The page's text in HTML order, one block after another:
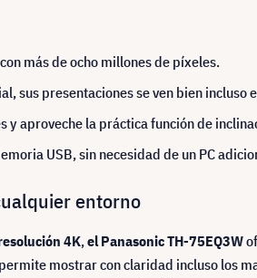
más de ocho millones de píxeles.
sus presentaciones se ven bien incluso
aproveche la práctica función de
USB, sin necesidad de un PC
entorno
4K,el Panasonic TH-75EQ3W
mostrar con claridad incluso los